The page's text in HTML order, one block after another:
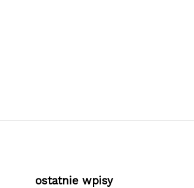
ostatnie wpisy